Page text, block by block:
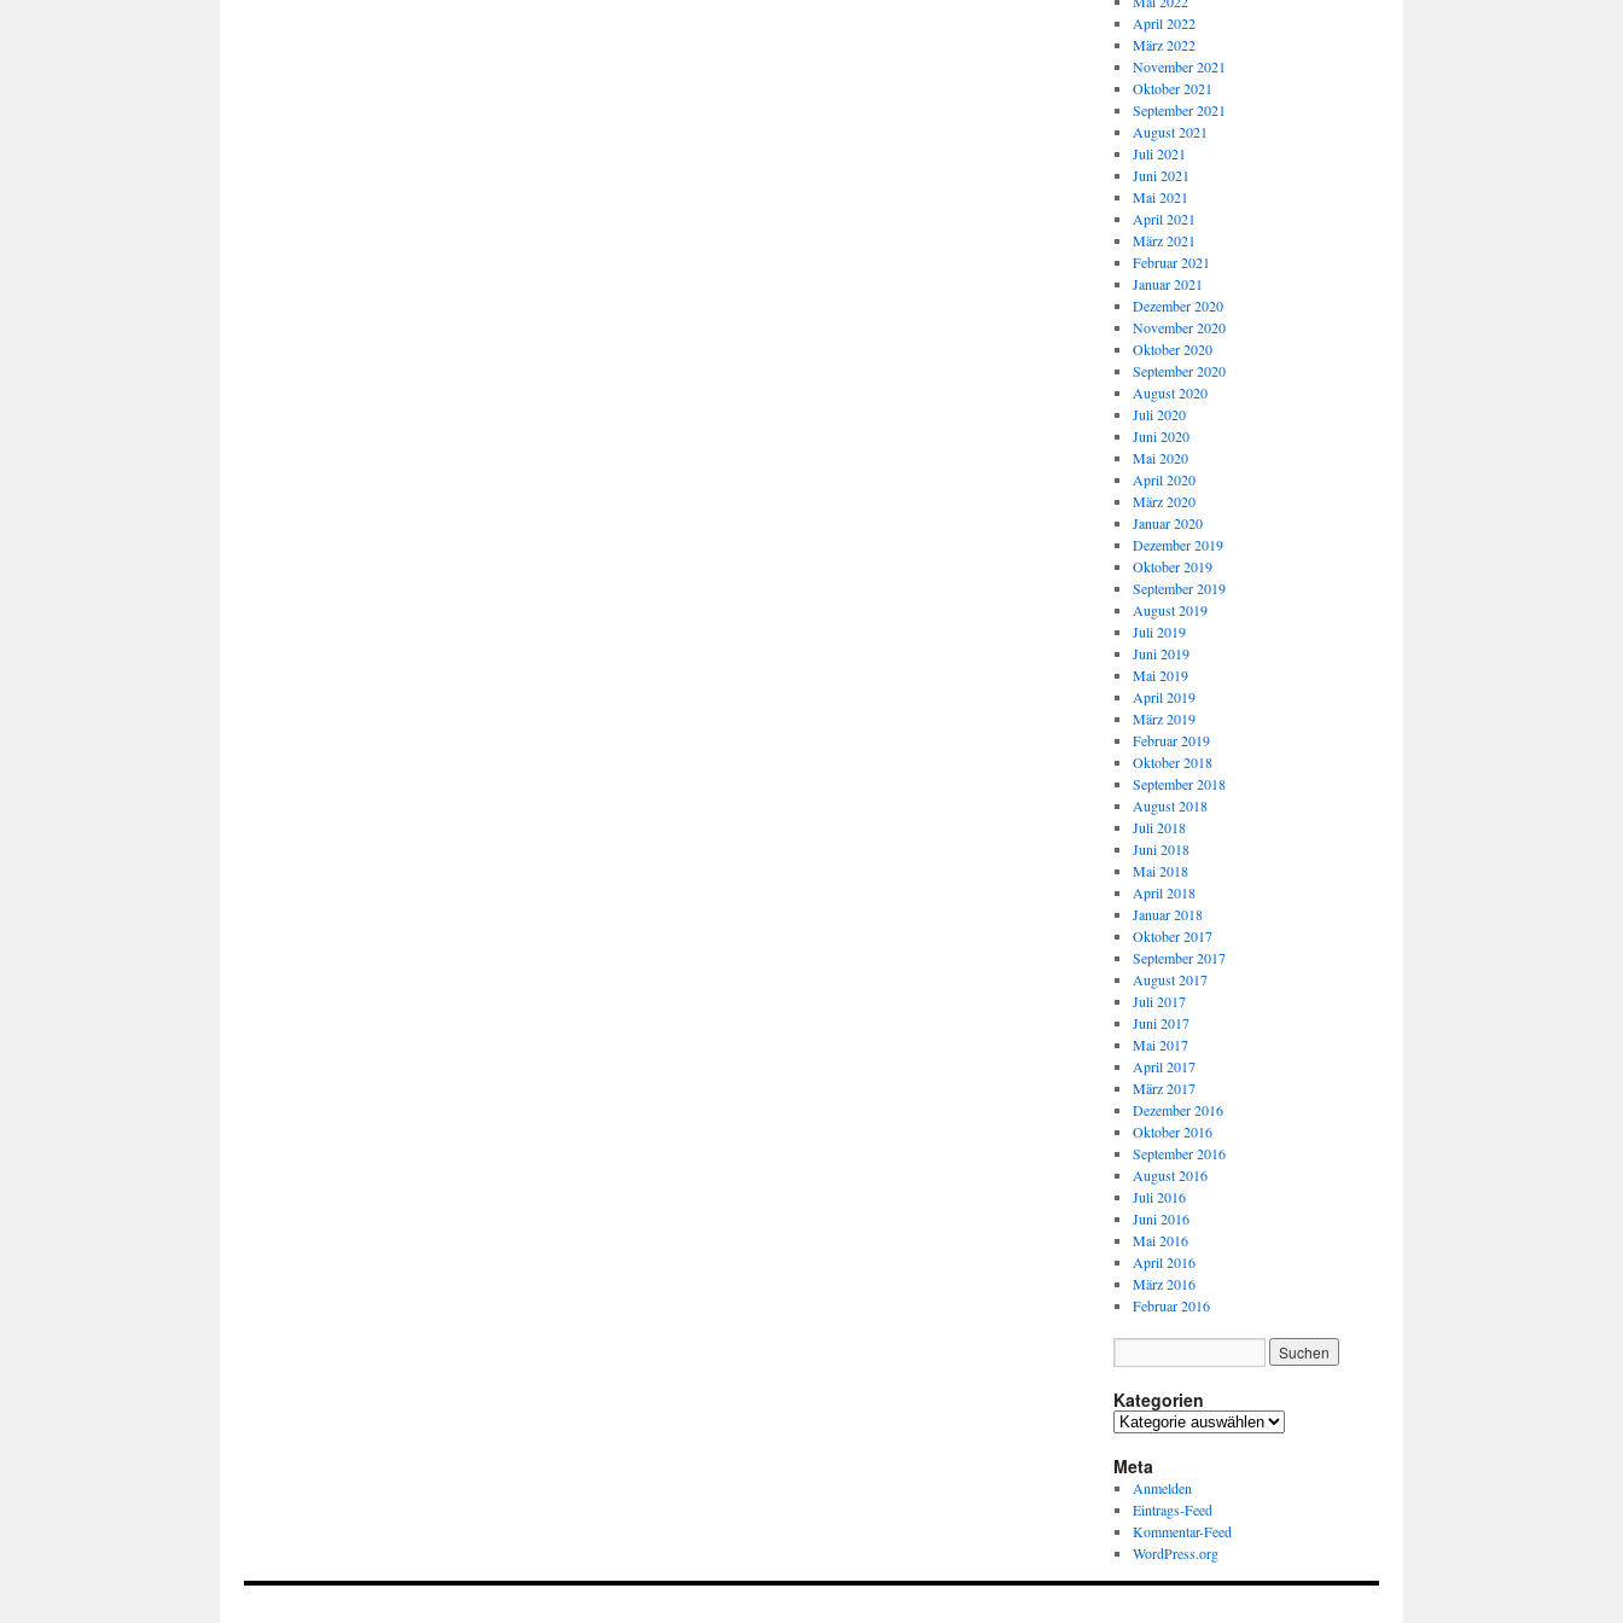
April 2022
März 2022
November 2021
Oktober 2021
September 2021
August 2021
Juli 2021
Juni 2021
Mai 2021
April 2021
März 2021
Februar 2021
Januar 2021
Dezember 2020
November 2020
Oktober 2020
September 2020
August 2020
Juli 2020
Juni 2020
Mai 2020
April 2020
März 2020
Januar 2020
Dezember 2019
Oktober 2019
September 2019
August 2019
Juli 2019
Juni 2019
Mai 2019
April 2019
März 2019
Februar 2019
Oktober 2018
September 2018
August 2018
Juli 2018
Juni 2018
Mai 2018
April 2018
Januar 2018
Oktober 2017
September 2017
August 2017
Juli 2017
Juni 2017
Mai 2017
April 2017
März 2017
Dezember 2016
Oktober 2016
September 2016
August 2016
Juli 2016
Juni 2016
Mai 2016
April 2016
März 2016
Februar 2016
Kategorien
Kategorien
Meta
Anmelden
Eintrags-Feed
Kommentar-Feed
WordPress.org